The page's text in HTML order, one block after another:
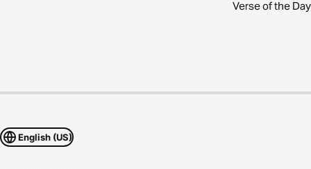
Verse of the Day
English (US)